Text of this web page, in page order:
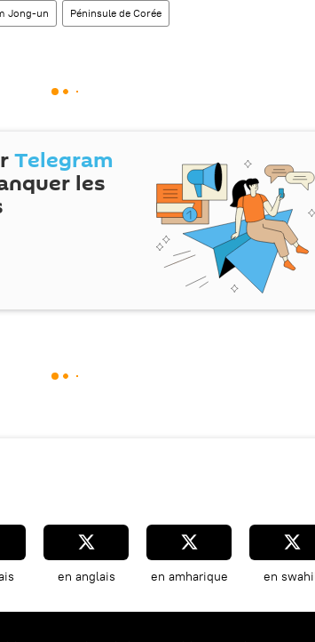
Jong-un Péninsule de Corée
Telegram
les
en anglais en amharique en